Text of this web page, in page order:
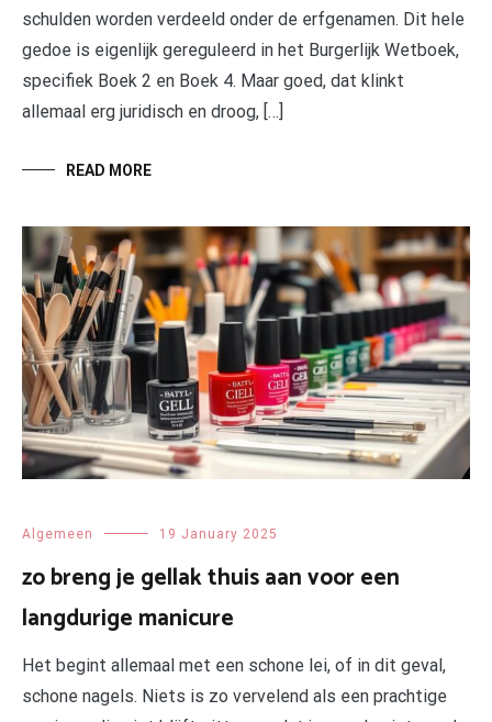
schulden worden verdeeld onder de erfgenamen. Dit hele
gedoe is eigenlijk gereguleerd in het Burgerlijk Wetboek,
specifiek Boek 2 en Boek 4. Maar goed, dat klinkt
allemaal erg juridisch en droog, […]
READ MORE
Algemeen 19 January 2025
zo breng je gellak thuis aan voor een
langdurige manicure
Het begint allemaal met een schone lei, of in dit geval,
schone nagels. Niets is zo vervelend als een prachtige